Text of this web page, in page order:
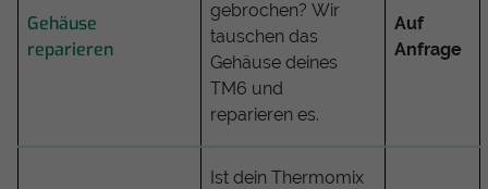
Gehäuse
reparieren
gebrochen? Wir
tauschen das
Gehäuse deines
TM6 und
reparieren es.
Auf
Anfrage
Ist dein Thermomix